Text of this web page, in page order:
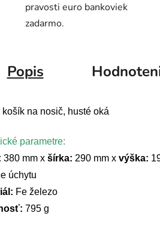
pravosti euro bankoviek
zadarmo.
Popis
košík na nosič, husté oká
parametre:
380 mm x šírka: 290 mm x výška:
úchytu
Fe železo
795 g